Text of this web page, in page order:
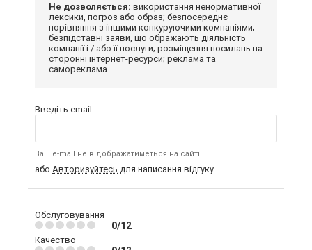
Не дозволяється: використання ненормативної
лексики, погроз або образ; безпосереднє
порівняння з іншими конкуруючими компаніями;
безпідставні заяви, що ображають діяльність
компанії і / або її послуги; розміщення посилань на
сторонні інтернет-ресурси; реклама та
самореклама.
Введіть email:
Ваш e-mail не відображатиметься на сайті
або Авторизуйтесь для написання відгуку
Обслуговування
0/12
Качество